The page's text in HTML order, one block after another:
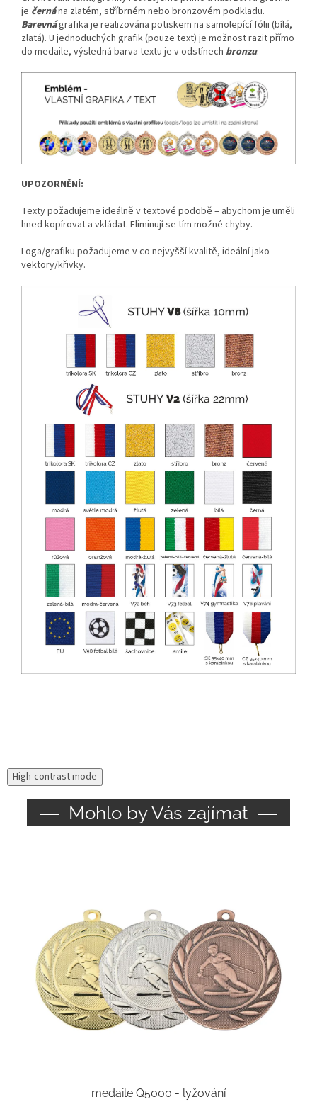
je černána zlatém, stříbrném nebo bronzovém podkladu.
Barevnágrafika je realizována potiskem na samolepící fólii (bílá,
zlatá). U jednoduchých grafik (pouze text) je možnost razit přímo
do medaile, výsledná barva textu je v odstínech bronzu.
UPOZORNĚNÍ:
Texty požadujeme ideálně v textové podobě – abychom je uměli
hned kopírovat a vkládat. Eliminují se tím možné chyby.
Loga/grafiku požadujeme v co nejvyšší kvalitě, ideální jako
vektory/křivky.
High-contrast mode
Mohlo by Vás zajímat
medaile Q5000 - lyžování